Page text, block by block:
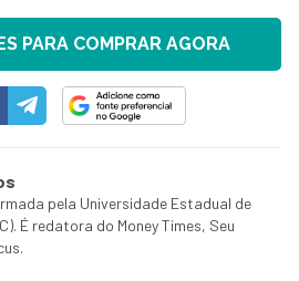
PARA COMPRAR AGORA
pela Universidade Estadual de
É redatora do Money Times, Seu